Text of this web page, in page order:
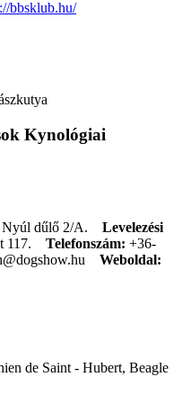
bbsklub.hu/
Kynológiai
Nyúl dűlő 2/A. Levelezési
117. Telefonszám: +36-
Weboldal:
de Saint - Hubert, Beagle